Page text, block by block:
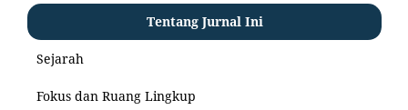
Tentang Jurnal Ini
Sejarah
Fokus dan Ruang Lingkup